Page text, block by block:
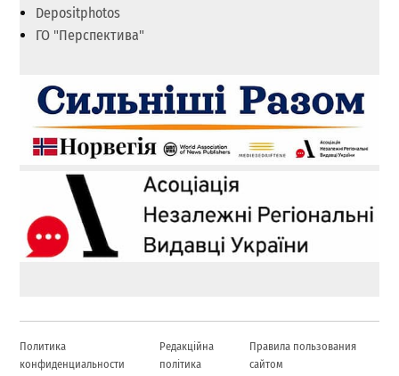
Depositphotos
ГО "Перспектива"
Политика
конфиденциальности
Редакційна
політика
Правила пользования
сайтом